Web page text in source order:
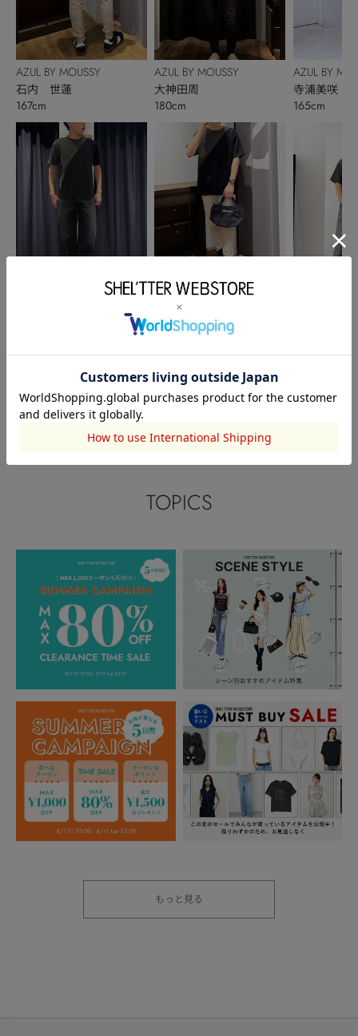
AZUL BY MOUSSY
石内 世蓮
167cm
AZUL BY MOUSSY
大神田周
180cm
AZUL BY MOUSSY
石内 世蓮
AZUL BY
寺浦美咲
165cm
このアイテムを見た人がチェックしている商品
閲覧中カテゴリーのランキング
TOPICS
もっと見る